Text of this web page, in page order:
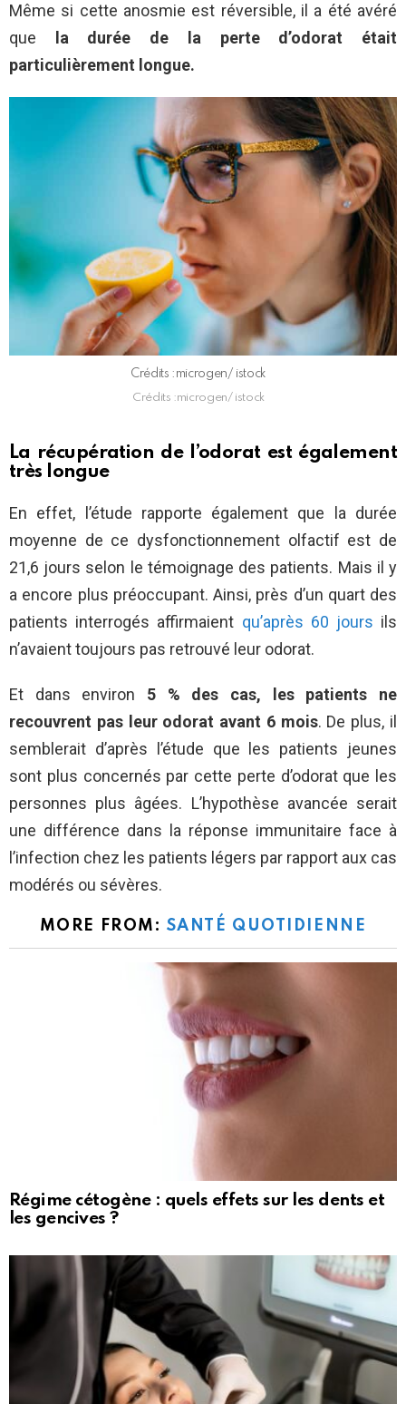
Même si cette anosmie est réversible, il a été avéré
que
la durée de la perte d’odorat était
particulièrement longue.
Crédits :microgen/ istock
Crédits :microgen/ istock
La récupération de l’odorat est également
très longue
En effet, l’étude rapporte également que la durée
moyenne de ce dysfonctionnement olfactif est de
21,6 jours selon le témoignage des patients. Mais il y
a encore plus préoccupant. Ainsi, près d’un quart des
patients interrogés affirmaient qu’après 60 jours ils
n’avaient toujours pas retrouvé leur odorat.
Et dans environ 5 % des cas, les patients ne
recouvrent pas leur odorat avant 6 mois. De plus, il
semblerait d’après l’étude que les patients jeunes
sont plus concernés par cette perte d’odorat que les
personnes plus âgées. L’hypothèse avancée serait
une différence dans la réponse immunitaire face à
l’infection chez les patients légers par rapport aux cas
modérés ou sévères.
MORE FROM: SANTÉ QUOTIDIENNE
Régime cétogène : quels effets sur les dents et
les gencives ?